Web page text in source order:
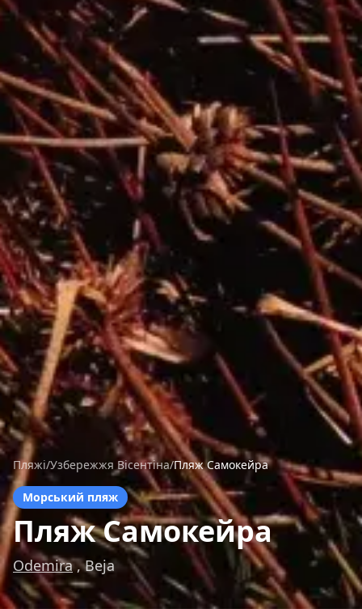
Пляжі/Узбережжя Вісентіна/Пляж Самокейра
Морський пляж
Пляж Самокейра
Odemira, Beja